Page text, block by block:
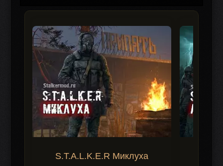
S.T.A.L.K.E.R Миклуха